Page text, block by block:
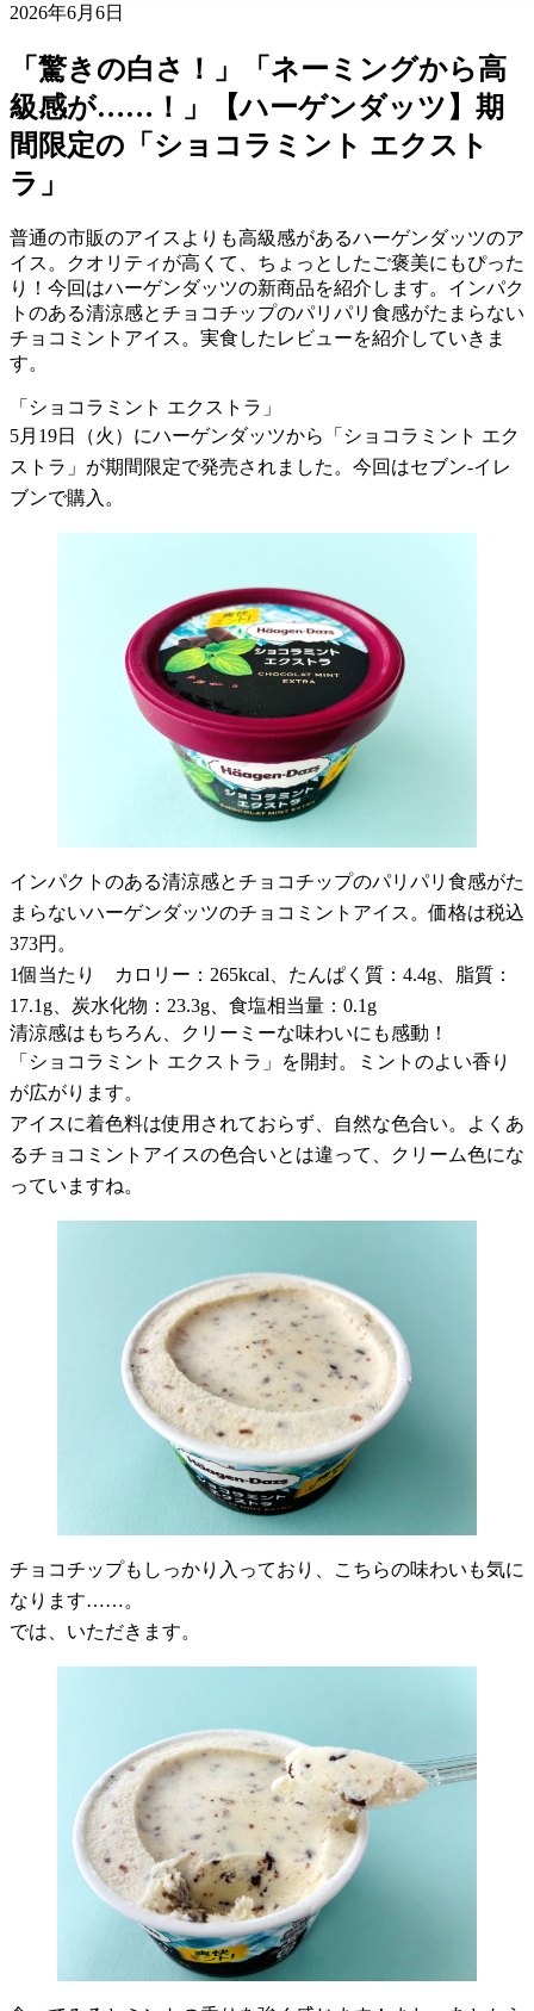
2026年6月6日
「驚きの白さ！」「ネーミングから高
級感が……！」【ハーゲンダッツ】期
間限定の「ショコラミント エクスト
ラ」
普通の市販のアイスよりも高級感があるハーゲンダッツのア
イス。クオリティが高くて、ちょっとしたご褒美にもぴった
り！今回はハーゲンダッツの新商品を紹介します。インパク
トのある清涼感とチョコチップのパリパリ食感がたまらない
チョコミントアイス。実食したレビューを紹介していきま
す。
「ショコラミント エクストラ」
5月19日（火）にハーゲンダッツから「ショコラミント エク
ストラ」が期間限定で発売されました。今回はセブン-イレ
ブンで購入。
インパクトのある清涼感とチョコチップのパリパリ食感がた
まらないハーゲンダッツのチョコミントアイス。価格は税込
373円。
1個当たり カロリー：265kcal、たんぱく質：4.4g、脂質：
17.1g、炭水化物：23.3g、食塩相当量：0.1g
清涼感はもちろん、クリーミーな味わいにも感動！
「ショコラミント エクストラ」を開封。ミントのよい香り
が広がります。
アイスに着色料は使用されておらず、自然な色合い。よくあ
るチョコミントアイスの色合いとは違って、クリーム色にな
っていますね。
チョコチップもしっかり入っており、こちらの味わいも気に
なります……。
では、いただきます。